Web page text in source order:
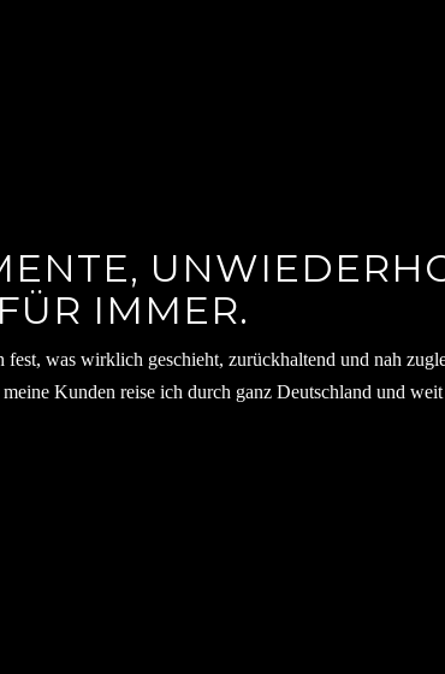
FÜR IMMER.
was wirklich geschieht, zurückhaltend und nah
Kunden reise ich durch ganz Deutschland und